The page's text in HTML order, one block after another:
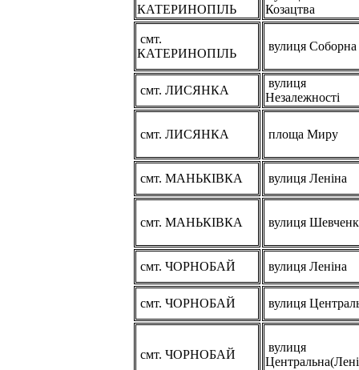
КАТЕРИНОПІЛЬ
Козацтва
смт.
КАТЕРИНОПІЛЬ
вулиця Соборна
смт. ЛИСЯНКА
вулиця
Незалежності
смт. ЛИСЯНКА площа Миру
смт. МАНЬКІВКА вулиця Леніна
смт. МАНЬКІВКА вулиця
смт. ЧОРНОБАЙ вулиця Леніна
смт. ЧОРНОБАЙ вулиця
смт. ЧОРНОБАЙ
вулиця